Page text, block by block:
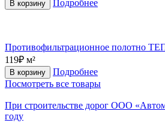
В корзину Подробнее
Противофильтрационное полотно
119₽ м²
В корзину
Подробнее
Посмотреть все товары
При строительстве дорог ООО
году